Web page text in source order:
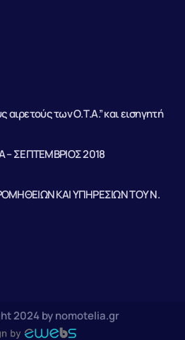
αιρετούς των Ο.Τ.Α.” και εισηγητή
– ΣΕΠΤΕΜΒΡΙΟΣ 2018
ΚΑΙ ΥΠΗΡΕΣΙΩΝ ΤΟΥ Ν.
2024 by nomotelia.gr